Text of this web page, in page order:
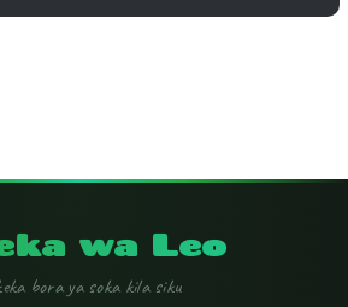
wa Leo
bora ya soka kila siku